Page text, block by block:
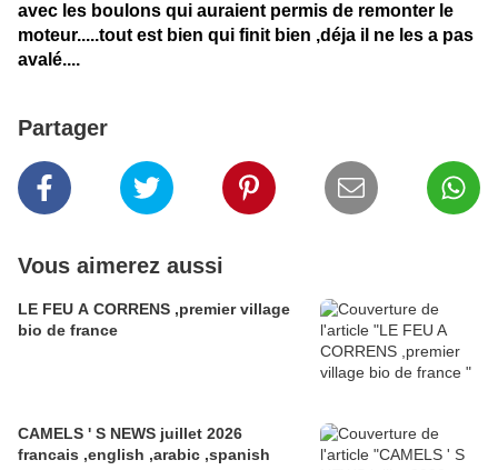
avec les boulons qui auraient permis de remonter le
moteur.....tout est bien qui finit bien ,déja il ne les a pas
avalé....
Partager
Vous aimerez aussi
LE FEU A CORRENS ,premier village
bio de france
CAMELS ' S NEWS juillet 2026
francais ,english ,arabic ,spanish